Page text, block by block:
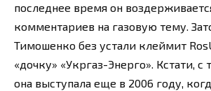
последнее время он
комментариев на газовую тему.
Тимошенко без устали клеймит
«дочку» «Укргаз-Энерго». Кстати,
она выступала еще в 2006 году,